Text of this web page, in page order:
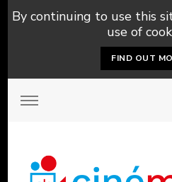
By continuing to use this
use of
FIND OUT